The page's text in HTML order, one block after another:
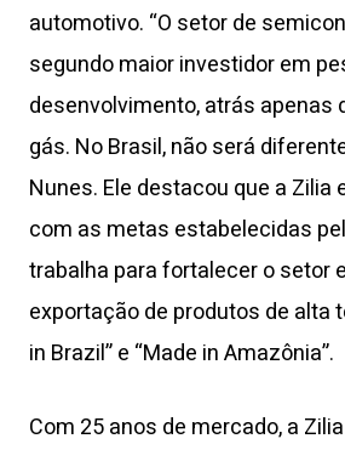
automotivo. “O setor de
segundo maior investidor em
desenvolvimento, atrás apenas
gás. No Brasil, não será
Nunes. Ele destacou que a Zilia
com as metas estabelecidas
trabalha para fortalecer o setor
exportação de produtos de alta
in Brazil” e “Made in Amazônia”.
Com 25 anos de mercado, a